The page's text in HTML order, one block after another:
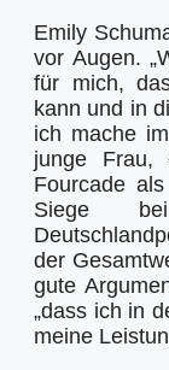
Emily
vor Augen.
für mich,
kann und in
ich mache
junge Frau,
Fourcade
Siege
der
gute
„dass ich in
meine